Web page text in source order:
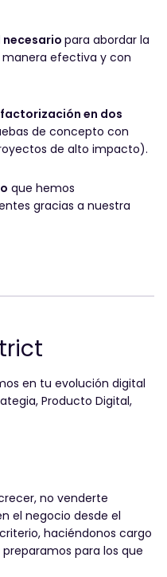
necesario para abordar la
efectiva y con
en dos
de concepto con
de alto impacto).
que hemos
gracias a nuestra
en tu evolución digital
Producto Digital,
no venderte
el negocio desde el
haciéndonos cargo
para los que
*
comunicaciones de
en cualquier
e informarte sobre cómo